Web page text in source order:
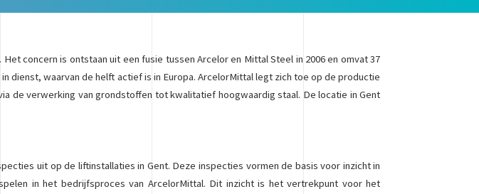
concern is ontstaan uit een fusie tussen Arcelor en Mittal Steel in 2006 en omvat 37
dienst, waarvan de helft actief is in Europa. ArcelorMittal legt zich toe op de productie
de verwerking van grondstoffen tot kwalitatief hoogwaardig staal. De locatie in Gent
uit op de liftinstallaties in Gent. Deze inspecties vormen de basis voor inzicht in
in het bedrijfsproces van ArcelorMittal. Dit inzicht is het vertrekpunt voor het